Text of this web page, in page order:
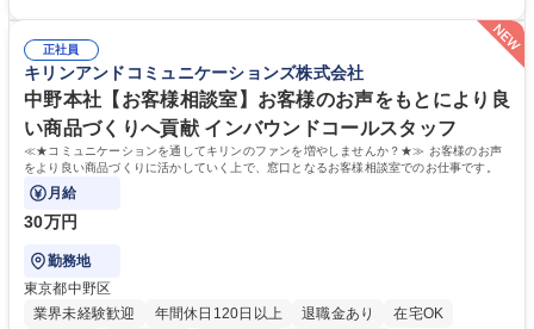
★メンバーがマンツーマンで丁寧に教えるため、ご経験が浅くても安心！
幅広く経験を積みたい意欲がある方に最適な環境です。 募集職種 【総
務・人事】未経験歓迎/日立グループ/組織運営を支えるゼネラリストを目
指す
マネジメント職として活躍したい 【尚可】■人事、労務、採用、教育業務
のご経験 ■労務管理（給与計算・社会保険手続き・勤怠管理など）の経験
■衛生管理者の資格をお持ちの方 学歴・資格 学歴：大学院 大学 高専 短大
専修学校 高校 語学力： 資格：
正社員
キリンアンドコミュニケーションズ株式会社
中野本社【お客様相談室】お客様のお声をもとにより良
い商品づくりへ貢献 インバウンドコールスタッフ
≪★コミュニケーションを通してキリンのファンを増やしませんか？★≫ お客様のお声
をより良い商品づくりに活かしていく上で、窓口となるお客様相談室でのお仕事です。
月給
30万円
勤務地
東京都中野区
業界未経験歓迎
年間休日120日以上 退職金あり
在宅OK